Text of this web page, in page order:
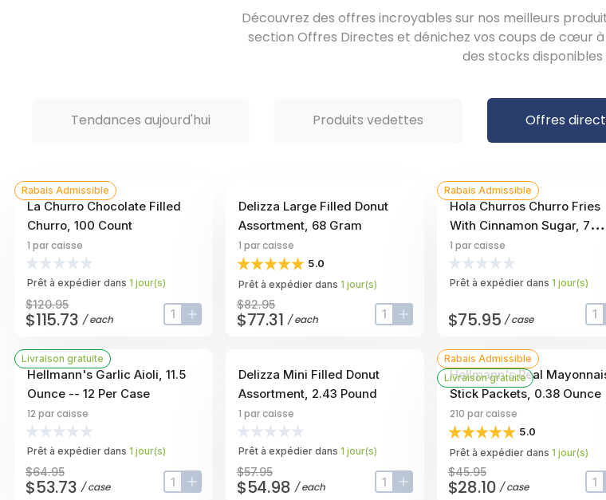
Découvrez des offres incroyables sur nos meilleurs
section Offres Directes et dénichez vos coups de cœur
des stocks disponibles
Tendances aujourd'hui Produits vedettes Offres
Rabais Admissible
La Churro Chocolate Filled
Churro, 100 Count
1 par caisse
Prêt à expédier dans 1 jour(s)
$120.95
$115.73 /each input-labelbutton-plus
Delizza Large Filled Donut
Assortment, 68 Gram
1 par caisse
5.0
Prêt à expédier dans 1 jour(s)
$82.95
$77.31 /each input-labelbutton-plus
Rabais Admissible
Hola Churros Churro Fries
With Cinnamon Sugar, 7
Pound
1 par caisse
Prêt à expédier dans 1 jour(s)
$75.95 /case
Livraison gratuite
Hellmann's Garlic Aioli, 11.5
Ounce -- 12 Per Case
12 par caisse
Prêt à expédier dans 1 jour(s)
$64.95
$53.73 /case input-labelbutton-plus
Delizza Mini Filled Donut
Assortment, 2.43 Pound
1 par caisse
Prêt à expédier dans 1 jour(s)
$57.95
$54.98 /each input-labelbutton-plus
Rabais Admissible
Livraison gratuite
Hellmann's Real
Stick Packets, 0.38 Ounce
210 Per Case
210 par caisse
5.0
Prêt à expédier dans 1 jour(s)
$45.95
$28.10 /case